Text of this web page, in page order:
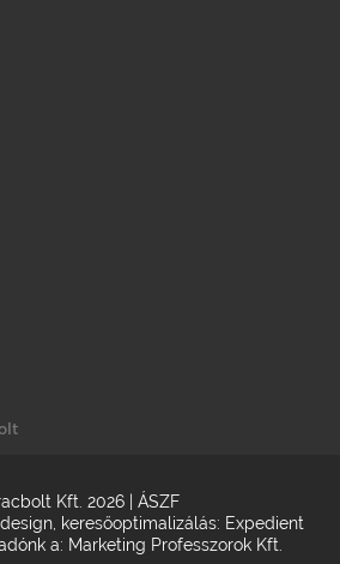
Kft. 2026 | ÁSZF
keresőoptimalizálás: Expedient
a: Marketing Professzorok Kft.